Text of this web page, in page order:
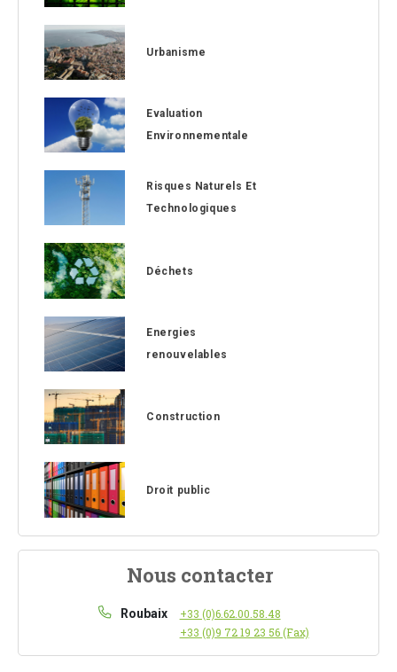
Urbanisme
Evaluation
Environnementale
Risques Naturels Et
Technologiques
Déchets
Energies
renouvelables
Construction
Droit public
Nous contacter
Roubaix
+33 (0)6.62.00.58.48
+33 (0)9 72 19 23 56 (Fax)